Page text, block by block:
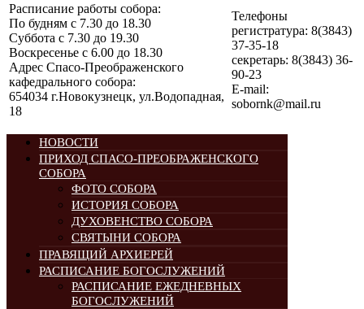
Расписание работы собора:
По будням с 7.30 до 18.30
Суббота с 7.30 до 19.30
Воскресенье с 6.00 до 18.30
Адрес Спасо-Преображенского
кафедрального собора:
654034 г.Новокузнецк, ул.Водопадная,
18
Телефоны
регистратура: 8(3843)
37-35-18
секретарь: 8(3843) 36-
90-23
E-mail:
sobornk@mail.ru
НОВОСТИ
ПРИХОД СПАСО-ПРЕОБРАЖЕНСКОГО
СОБОРА
ФОТО СОБОРА
ИСТОРИЯ СОБОРА
ДУХОВЕНСТВО СОБОРА
СВЯТЫНИ СОБОРА
ПРАВЯЩИЙ АРХИЕРЕЙ
РАСПИСАНИЕ БОГОСЛУЖЕНИЙ
РАСПИСАНИЕ ЕЖЕДНЕВНЫХ
БОГОСЛУЖЕНИЙ